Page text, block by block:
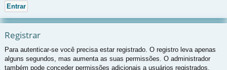
Registrar
Para autenticar-se você precisa estar registrado. O registro leva apenas
alguns segundos, mas aumenta as suas permissões. O administrador
também pode conceder permissões adicionais a usuários registrados.